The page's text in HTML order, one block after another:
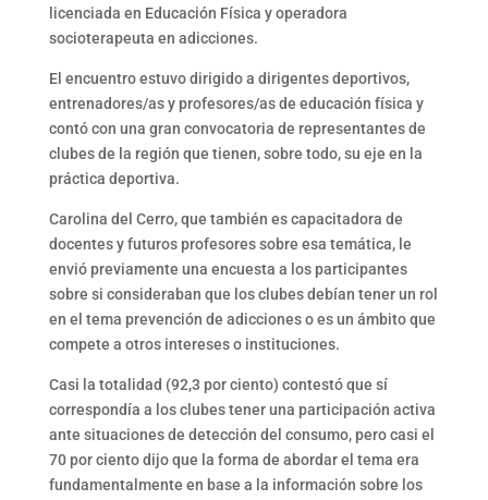
licenciada en Educación Física y operadora
socioterapeuta en adicciones.
El encuentro estuvo dirigido a dirigentes deportivos,
entrenadores/as y profesores/as de educación física y
contó con una gran convocatoria de representantes de
clubes de la región que tienen, sobre todo, su eje en la
práctica deportiva.
Carolina del Cerro, que también es capacitadora de
docentes y futuros profesores sobre esa temática, le
envió previamente una encuesta a los participantes
sobre si consideraban que los clubes debían tener un rol
en el tema prevención de adicciones o es un ámbito que
compete a otros intereses o instituciones.
Casi la totalidad (92,3 por ciento) contestó que sí
correspondía a los clubes tener una participación activa
ante situaciones de detección del consumo, pero casi el
70 por ciento dijo que la forma de abordar el tema era
fundamentalmente en base a la información sobre los